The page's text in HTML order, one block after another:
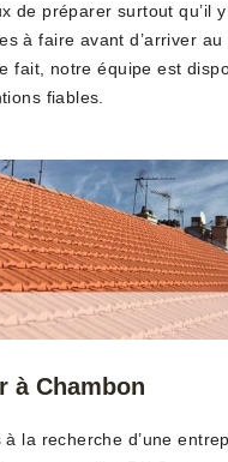
de préparer surtout qu’il
à faire avant d’arriver au
fait, notre équipe est
fiables.
à Chambon
à la recherche d’une